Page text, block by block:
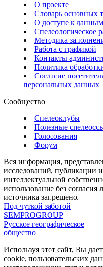
О проекте
Словарь основных
О доступе к данным
Спелеологическое
Методика
Работа с графикой
Контакты
Политика
Согласие
персональных данных
Сообщество
Спелеоклубы
Полезные
Голосования
Форум
Вся информация,
исследований, публикации и
интеллектуальной
использование без согласия
источника запрещено.
Под чуткой заботой
SEMPROGROUP
Русское географическое
общество
Используя этот сайт, Вы
cookie, пользовательских